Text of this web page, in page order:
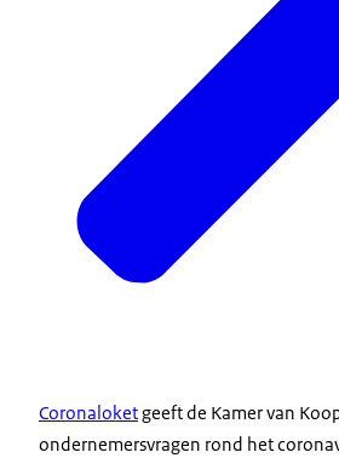
Coronaloketgeeft de Kamer van
ondernemersvragen rond het